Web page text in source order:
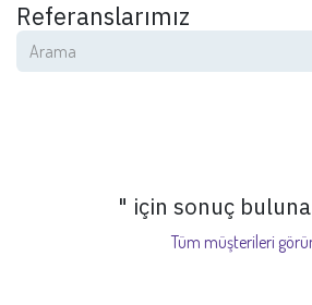
Referanslarımız
" için sonuç
Tüm müşterileri